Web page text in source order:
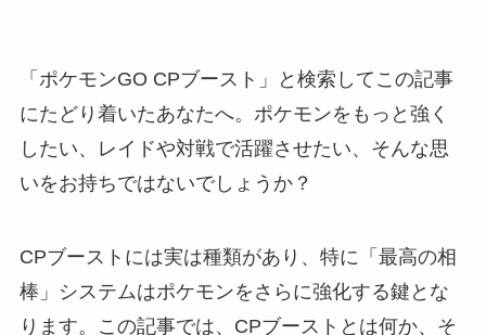
「ポケモンGO CPブースト」と検索してこの記事
にたどり着いたあなたへ。ポケモンをもっと強く
したい、レイドや対戦で活躍させたい、そんな思
いをお持ちではないでしょうか？
CPブーストには実は種類があり、特に「最高の相
棒」システムはポケモンをさらに強化する鍵とな
ります。この記事では、CPブーストとは何か、そ